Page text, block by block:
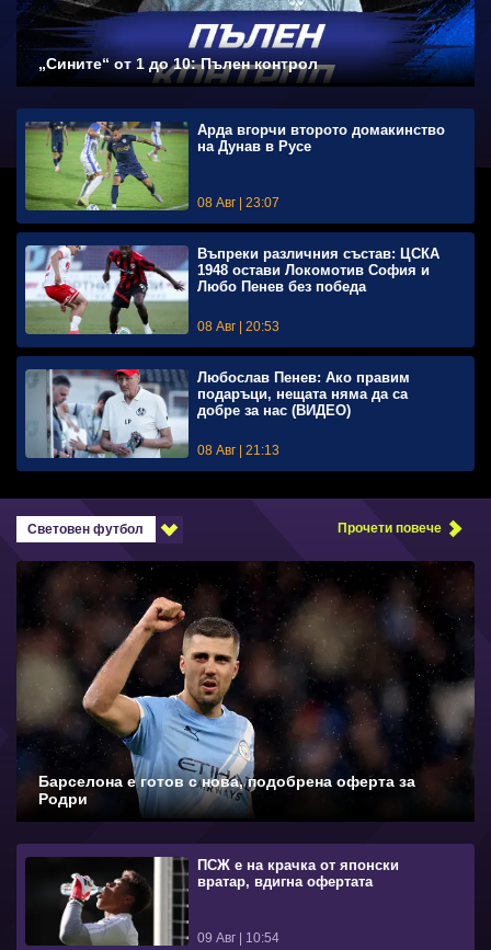
„Сините“ от 1 до 10: Пълен контрол
Арда вгорчи второто домакинство
на Дунав в Русе
08 Авг | 23:07
Въпреки различния състав: ЦСКА
1948 остави Локомотив София и
Любо Пенев без победа
08 Авг | 20:53
Любослав Пенев: Ако правим
подаръци, нещата няма да са
добре за нас (ВИДЕО)
08 Авг | 21:13
Световен футбол Прочети повече
Барселона е готов с нова, подобрена оферта за
Родри
ПСЖ е на крачка от японски
вратар, вдигна офертата
09 Авг | 10:54